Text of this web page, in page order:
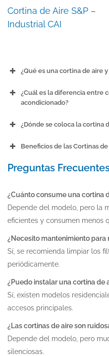
Cortina de Aire S&P –
Industrial CAI
¿Qué es una cortina de aire
Control de insectos:
Protección contra el
Confort térmico:
¿Cuál es la diferencia entre
acondicionado?
No modifica la
Ideal para puertas y
Reduce la entrada de
Aire Acondicionado
Enfría o calienta el aire
Regula la temperatura
Perfecto para
No tiene esta función.
¿Dónde se coloca la cortina
Puertas de restaurantes
Accesos a naves
Vestíbulos de hoteles y
Beneficios de las Cortinas
Ahorro energético:
Versatilidad:
Preguntas
¿Cuánto consume una cortina
Depende del modelo, pero la
eficientes y consumen menos
¿Necesito mantenimiento para
Sí, se recomienda limpiar los
periódicamente.
¿Puedo instalar una cortina de
Sí, existen modelos
accesos principales.
¿Las cortinas de aire son
Depende del modelo, pero
silenciosas.